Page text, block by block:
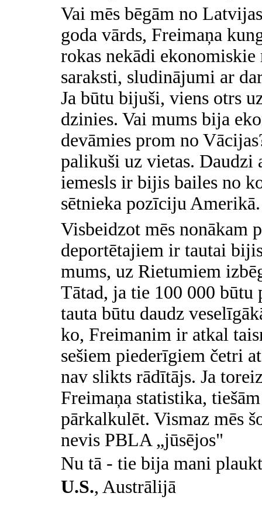
Vai mēs bēgām no
goda vārds, Freimaņa
rokas nekādi
saraksti, sludinājumi ar
Ja būtu bijuši, viens otrs
dzinies. Vai mums bija
devāmies prom no
palikuši uz vietas. Daudzi
iemesls ir bijis bailes no
sētnieka pozīciju Amerikā.
Visbeidzot mēs nonākam
deportētajiem ir tautai
mums, uz Rietumiem
Tātad, ja tie 100 000
tauta būtu daudz
ko, Freimanim ir atkal
sešiem piederīgiem četri
nav slikts rādītājs. Ja
Freimaņa statistika,
pārkalkulēt. Vismaz mēs
nevis PBLA „jūsējos"
Nu tā - tie bija mani
U.S., Austrālijā